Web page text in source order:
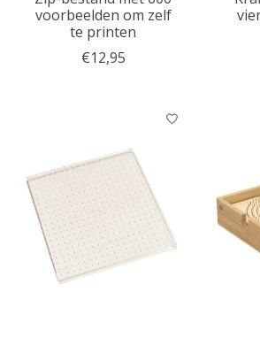
voorbeelden om zelf
te printen
€12,95